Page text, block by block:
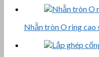
Nhẫn tròn O ring cao